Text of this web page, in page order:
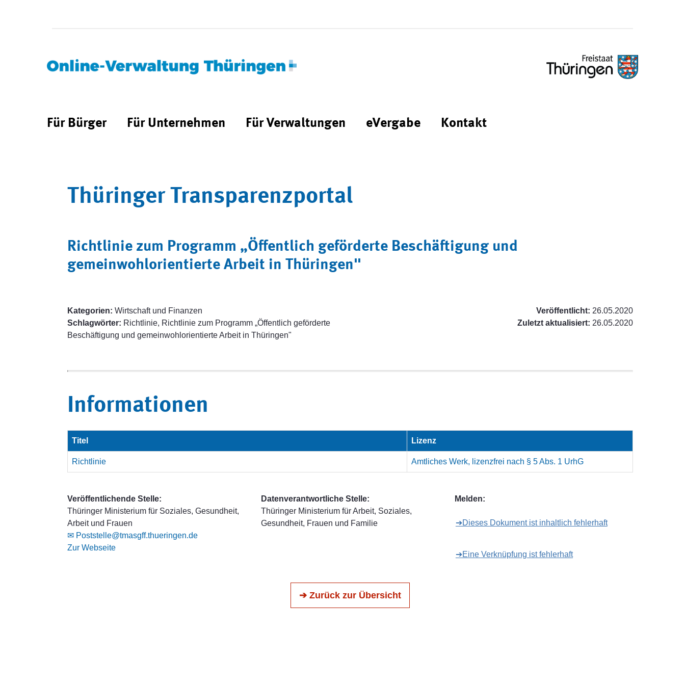
Für Bürger Für Unternehmen Für Verwaltungen eVergabe Kontakt
Thüringer Transparenzportal
Richtlinie zum Programm „Öffentlich geförderte Beschäftigung und
gemeinwohlorientierte Arbeit in Thüringen"
Kategorien: Wirtschaft und Finanzen
Schlagwörter: Richtlinie, Richtlinie zum Programm „Öffentlich geförderte
Beschäftigung und gemeinwohlorientierte Arbeit in Thüringen"
Veröffentlicht: 26.05.2020
Zuletzt aktualisiert: 26.05.2020
Informationen
Titel Lizenz
Richtlinie Amtliches Werk, lizenzfrei nach § 5 Abs. 1 UrhG
Veröffentlichende Stelle:
Thüringer Ministerium für Soziales, Gesundheit,
Arbeit und Frauen
✉ Poststelle@tmasgff.thueringen.de
Zur Webseite
Datenverantwortliche Stelle:
Thüringer Ministerium für Arbeit, Soziales,
Gesundheit, Frauen und Familie
Melden:
➔Dieses Dokument ist inhaltlich fehlerhaft
➔Eine Verknüpfung ist fehlerhaft
➔ Zurück zur Übersicht